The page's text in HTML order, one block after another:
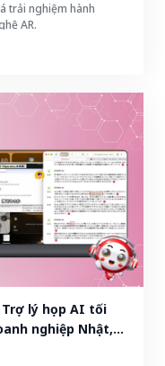
trải nghiệm hành
AR.
lý họp AI tối
nghiệp Nhật,
hợp biên bản